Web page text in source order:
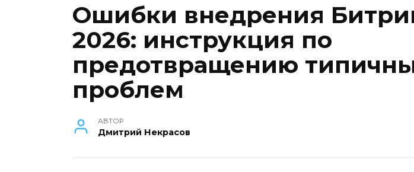
Ошибки внедрения
2026: инструкция по
предотвращению
проблем
АВТОР
Дмитрий Некрасов